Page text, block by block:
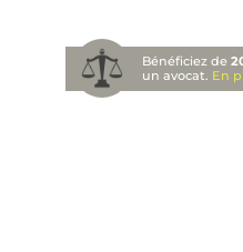
Bénéficiez de
un avocat. En